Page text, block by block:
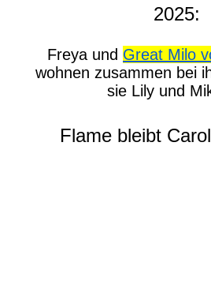
2025:
Freya und Great Milo
wohnen zusammen bei
sie Lily und
Flame bleibt